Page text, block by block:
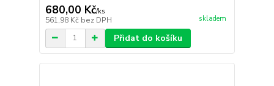
680,00 Kč/ks
561,98 Kč bez DPH skladem
Přidat do košíku